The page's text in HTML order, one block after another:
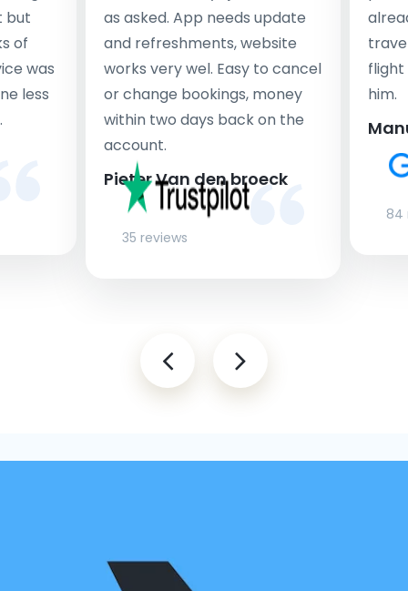
but
of
was
less
as asked. App needs update
and refreshments, website
works very wel. Easy to cancel
or change bookings, money
within two days back on the
account.
Pieter Van den broeck
35 reviews
flight
him.
84